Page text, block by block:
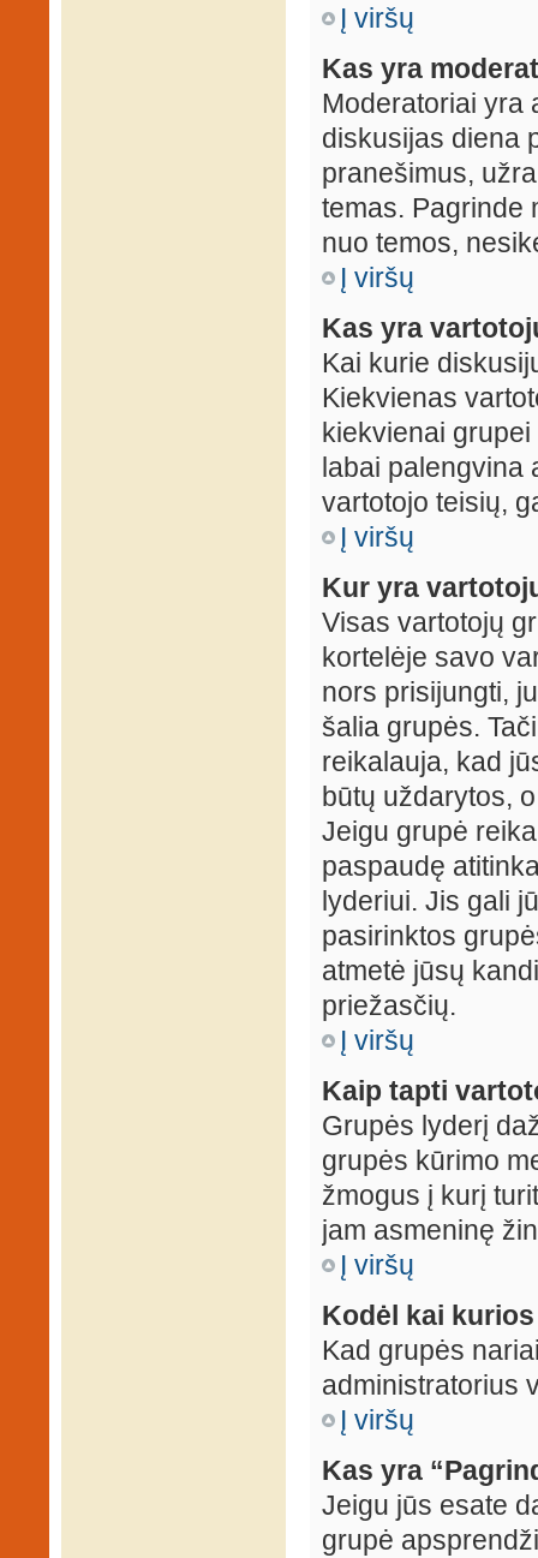
Į viršų
Kas yra
Moderatoriai yra
diskusijas diena
pranešimus,
temas. Pagrinde
nuo temos,
Į viršų
Kas yra
Kai kurie
Kiekvienas
kiekvienai
labai palengvina
vartotojo teisių,
Į viršų
Kur yra
Visas vartotojų
kortelėje savo
nors prisijungti,
šalia grupės.
reikalauja, kad
būtų uždarytos,
Jeigu grupė
paspaudę
lyderiui. Jis gali
pasirinktos
atmetė jūsų
priežasčių.
Į viršų
Kaip tapti
Grupės lyderį
grupės kūrimo
žmogus į kurį
jam asmeninę
Į viršų
Kodėl kai
Kad grupės
administratorius
Į viršų
Kas yra
Jeigu jūs esate
grupė